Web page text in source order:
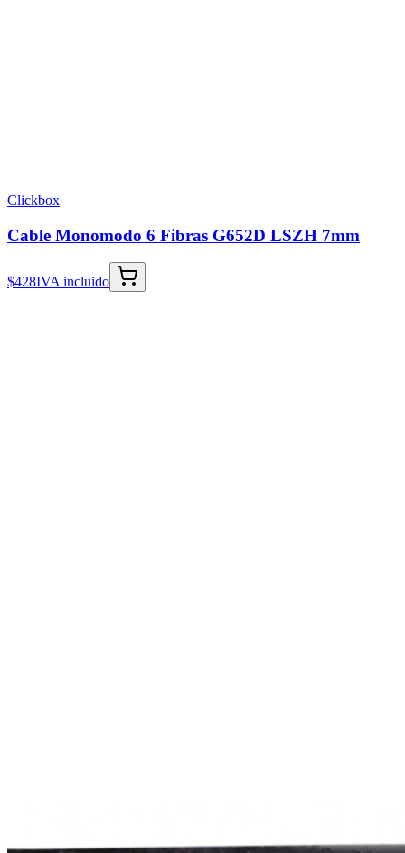
Clickbox
Cable Monomodo 6 Fibras G652D LSZH 7mm
$428IVA incluido